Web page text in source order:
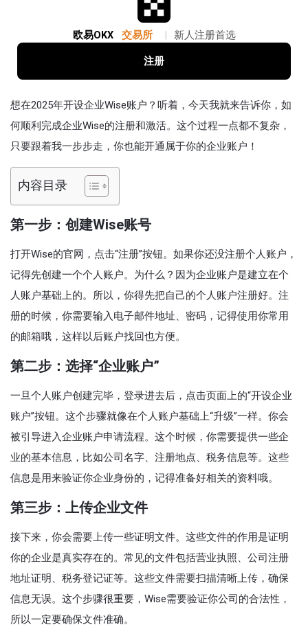
欧易OKX 交易所 新人注册首选
注册
想在2025年开设企业Wise账户？听着，今天我就来告诉你，如
何顺利完成企业Wise的注册和激活。这个过程一点都不复杂，
只要跟着我一步步走，你也能开通属于你的企业账户！
内容目录
第一步：创建Wise账号
打开Wise的官网，点击“注册”按钮。如果你还没注册个人账户，
记得先创建一个个人账户。为什么？因为企业账户是建立在个
人账户基础上的。所以，你得先把自己的个人账户注册好。注
册的时候，你需要输入电子邮件地址、密码，记得使用你常用
的邮箱哦，这样以后账户找回也方便。
第二步：选择“企业账户”
一旦个人账户创建完毕，登录进去后，点击页面上的“开设企业
账户”按钮。这个步骤就像在个人账户基础上“升级”一样。你会
被引导进入企业账户申请流程。这个时候，你需要提供一些企
业的基本信息，比如公司名字、注册地点、税务信息等。这些
信息是用来验证你企业身份的，记得准备好相关的资料哦。
第三步：上传企业文件
接下来，你会需要上传一些证明文件。这些文件的作用是证明
你的企业是真实存在的。常见的文件包括营业执照、公司注册
地址证明、税务登记证等。这些文件需要扫描清晰上传，确保
信息无误。这个步骤很重要，Wise需要验证你公司的合法性，
所以一定要确保文件准确。